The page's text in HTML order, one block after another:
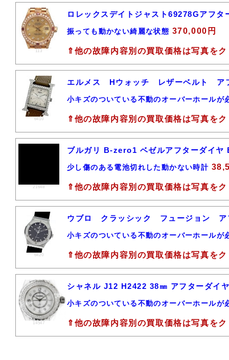
113
ロレックスデイトジャスト69278Gアフ
振っても動かない綺麗な状態 370,000円
⇑他の故障内容別の買取価格は写真を
6410
エルメス Hウォッチ レザーベルト
小キズのついている不動のオーバーホールが
⇑他の故障内容別の買取価格は写真を
21648
ブルガリ B-zero1 ベゼルアフターダイヤ
少し傷のある電池切れした動かない時計
⇑他の故障内容別の買取価格は写真を
6420
ウブロ クラッシック フュージョン
小キズのついている不動のオーバーホールが
⇑他の故障内容別の買取価格は写真を
14547
シャネル J12 H2422 38㎜ アフターダイ
小キズのついている不動のオーバーホールが
⇑他の故障内容別の買取価格は写真を